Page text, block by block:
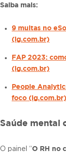
Saiba mais:
9 multas no
(lg.com.br)
FAP 2023:
(lg.com.br)
People
foco (lg.com.br)
Saúde mental
O painel “O RH no